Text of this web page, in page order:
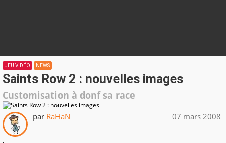
JEU VIDÉO NEWS
Saints Row 2 : nouvelles images
Customisation à donf sa race
par RaHaN 07 mars 2008
.